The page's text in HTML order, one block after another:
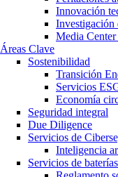
Innovación
Investigación
Media
Áreas Clave
Sostenibilidad
Transición
Servicios
Economía
Seguridad integral
Due Diligence
Servicios de
Inteligencia
Servicios de baterías